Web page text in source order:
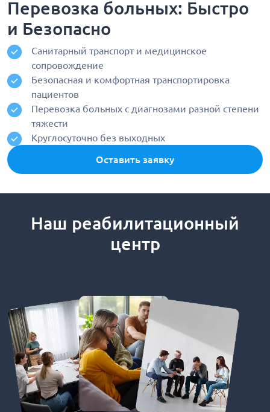
Перевозка больных: Быстро
и Безопасно
Санитарный транспорт и медицинское
сопровождение
Безопасная и комфортная транспортировка
пациентов
Перевозка больных с диагнозами разной степени
тяжести
Круглосуточно без выходных
Оставить заявку
Наш реабилитационный
центр